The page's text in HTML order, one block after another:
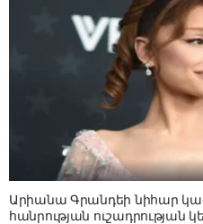
Արիանա Գրանդեի նիհար
հանրության ուշադրության